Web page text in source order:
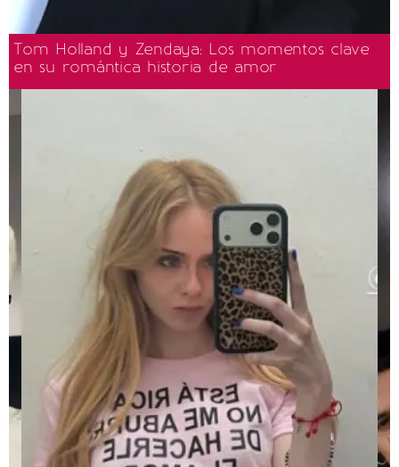
Tom Holland y Zendaya: Los momentos clave
en su romántica historia de amor